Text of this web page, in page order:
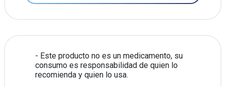
Este producto no es un medicamento, su
consumo es responsabilidad de quien lo
recomienda y quien lo usa.